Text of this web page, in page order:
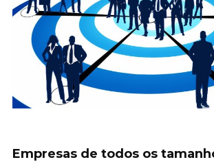
Empresas de todos os